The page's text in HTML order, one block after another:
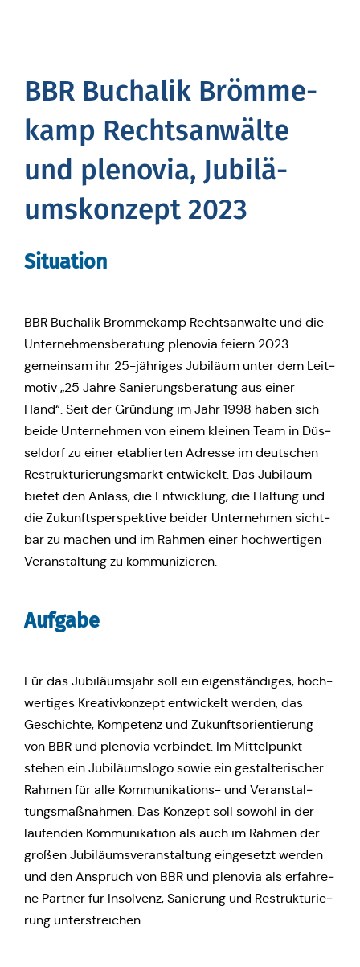
BBR Buch­a­lik Bröm­me­
kamp Rechts­an­wäl­te
und ple­no­via, Jubi­lä­
ums­kon­zept 2023
Situa­ti­on
BBR Buch­a­lik Bröm­me­kamp Rechts­an­wäl­te und die
Unter­neh­mens­be­ra­tung ple­no­via feiern 2023
gemein­sam ihr 25-jäh­ri­ges Jubi­lä­um unter dem Leit­
mo­tiv „25 Jahre Sanie­rungs­be­ra­tung aus einer
Hand“. Seit der Grün­dung im Jahr 1998 haben sich
beide Unter­neh­men von einem kleinen Team in Düs­
sel­dorf zu einer eta­blier­ten Adresse im deut­schen
Restruk­tu­rie­rungs­markt ent­wi­ckelt. Das Jubi­lä­um
bietet den Anlass, die Ent­wick­lung, die Haltung und
die Zukunfts­per­spek­ti­ve beider Unter­neh­men sicht­
bar zu machen und im Rahmen einer hoch­wer­ti­gen
Ver­an­stal­tung zu kommunizieren.
Aufgabe
Für das Jubi­lä­ums­jahr soll ein eigen­stän­di­ges, hoch­
wer­ti­ges Krea­tiv­kon­zept ent­wi­ckelt werden, das
Geschich­te, Kom­pe­tenz und Zukunfts­ori­en­tie­rung
von BBR und ple­no­via ver­bin­det. Im Mit­tel­punkt
stehen ein Jubi­lä­ums­lo­go sowie ein gestal­te­ri­scher
Rahmen für alle Kom­mu­ni­ka­ti­ons- und Ver­an­stal­
tungs­maß­nah­men. Das Konzept soll sowohl in der
lau­fen­den Kom­mu­ni­ka­ti­on als auch im Rahmen der
großen Jubi­lä­ums­ver­an­stal­tung ein­ge­setzt werden
und den Anspruch von BBR und ple­no­via als erfah­re­
ne Partner für Insol­venz, Sanie­rung und Restruk­tu­rie­
rung unterstreichen.